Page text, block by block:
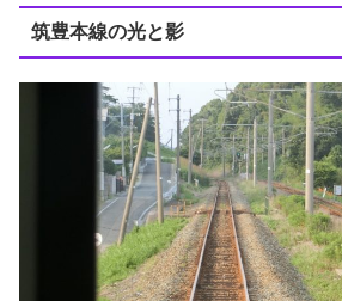
筑豊本線の光と影